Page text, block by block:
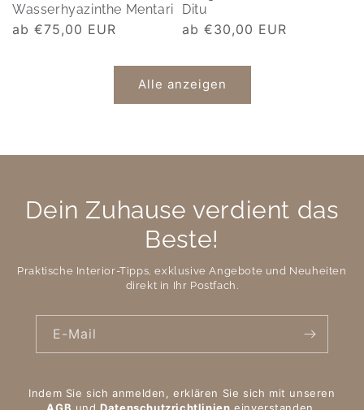
Wasserhyazinthe Mentari
Normaler
ab €75,00 EUR
Ditu
Normaler
ab €30,00 EUR
Alle anzeigen
Dein Zuhause verdient das
Beste!
Praktische Interior-Tipps, exklusive Angebote und Neuheiten
direkt in Ihr Postfach.
E-Mail
Indem Sie sich anmelden, erklären Sie sich mit unseren
AGB undDatenschutzrichtlinien einverstanden.